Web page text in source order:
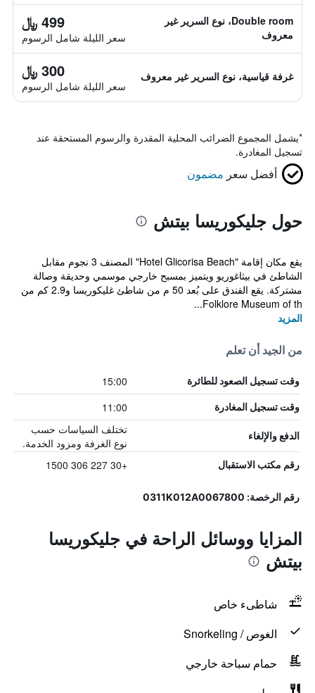
Double room، نوع السرير غير
معروف
499 ﷼
سعر الليلة شامل الرسوم
غرفة قياسية، نوع السرير غير معروف 300 ﷼
سعر الليلة شامل الرسوم
*يشمل المجموع الضرائب المحلية المقدرة والرسوم المستحقة عند
تسجيل المغادرة.
أفضل سعر مضمون
حول جليكوريسا بيتش
يقع مكان إقامة "Hotel Glicorisa Beach" المصنف 3 نجوم مقابل
الشاطئ في بيثاغوريو ويتميز بمسبح خارجي موسمي وحديقة وصالة
مشتركة. يقع الفندق على بُعد 50 م من شاطئ غليكوريسا و2.9 كم من
Folklore Museum of th...
المزيد
من الجيد أن تعلم
وقت تسجيل الصعود للطائرة 15:00
وقت تسجيل المغادرة 11:00
الدفع والإلغاء
تختلف السياسات حسب
نوع الغرفة ومزود الخدمة.
رقم مكتب الاستقبال +30 227 306 1500
رقم الرخصة: 0311K012A0067800
المزايا ووسائل الراحة في جليكوريسا
بيتش
شاطىء خاص
الغوص / Snorkeling
حمام سباحة خارجي